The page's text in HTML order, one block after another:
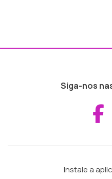
Siga-nos
Instale a